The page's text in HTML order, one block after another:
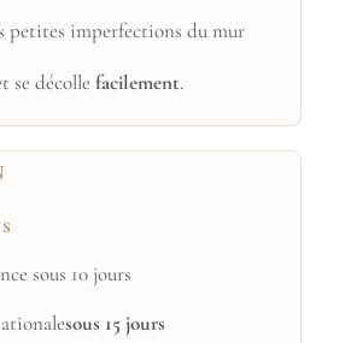
petites imperfections du mur
se décollefacilement.
sous 10 jours
sous 15 jours